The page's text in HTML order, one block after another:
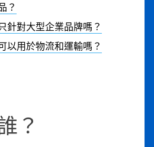
？
針對大型企業品牌嗎？
以用於物流和運輸嗎？
？